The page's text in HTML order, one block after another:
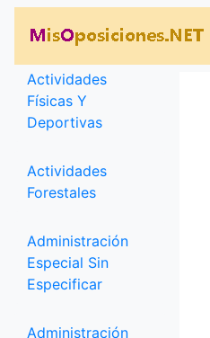
Categorías
Actividades
Físicas Y
Deportivas
Actividades
Forestales
Administración
Especial Sin
Especificar
Administración